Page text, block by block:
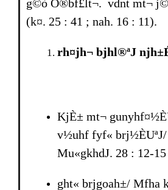
g©ò Ó®bf£lt¬. vdnt mt¬
(k¤. 25 : 41 ; nah. 16 : 11).
rh¤jh¬ bjhl®ªJ
KjÈ± mt¬
v½uhf fyf«
Mu«gkhdJ. 28 : 12-15
ght« br­jgoah±/